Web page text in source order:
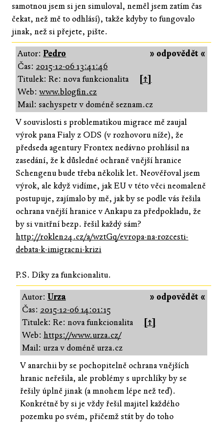
samotnou jsem si jen simuloval, neměl jsem zatím čas
čekat, než mě to odhlásí), takže kdyby to fungovalo
jinak, než si přejete, pište.
» odpovědět «
Autor:Pedro
Čas: 2015-12-06 13:41:46
Titulek: Re: nova funkcionalita
[↑]
Web:www.blogfin.cz
Mail: sachyspetr v doméně seznam.cz
V souvislosti s problematikou migrace mě zaujal
výrok pana Fialy z ODS (v rozhovoru níže), že
předseda agentury Frontex nedávno prohlásil na
zasedání, že k důsledné ochraně vnější hranice
Schengenu bude třeba několik let. Neověřoval jsem
výrok, ale když vidíme, jak EU v této věci neomaleně
postupuje, zajímalo by mě, jak by se podle vás řešila
ochrana vnější hranice v Ankapu za předpokladu, že
by si vnitřní bezp. řešil každý sám?
http://roklen24.cz/a/wztGq/evropa-na-rozcesti-
debata-k-imigracni-krizi
P.S. Díky za funkcionalitu.
» odpovědět «
Autor: Urza
Čas: 2015-12-06 14:01:15
Titulek: Re: nova funkcionalita
[↑]
Web: https://www.urza.cz/
Mail: urza v doméně urza.cz
V anarchii by se pochopitelně ochrana vnějších
hranic neřešila, ale problémy s uprchlíky by se
řešily úplně jinak (a mnohem lépe než teď).
Konkrétně by si je vždy řešil majitel každého
pozemku po svém, přičemž stát by do toho